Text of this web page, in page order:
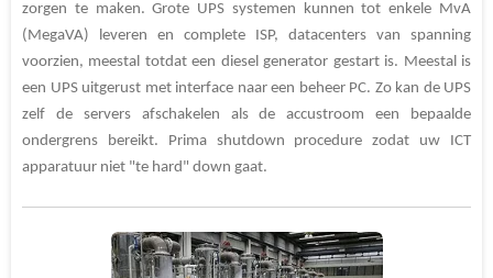
zorgen te maken. Grote UPS systemen kunnen tot enkele MvA
(MegaVA) leveren en complete ISP, datacenters van spanning
voorzien, meestal totdat een diesel generator gestart is. Meestal is
een UPS uitgerust met interface naar een beheer PC. Zo kan de UPS
zelf de servers afschakelen als de accustroom een bepaalde
ondergrens bereikt. Prima shutdown procedure zodat uw ICT
apparatuur niet "te hard" down gaat.